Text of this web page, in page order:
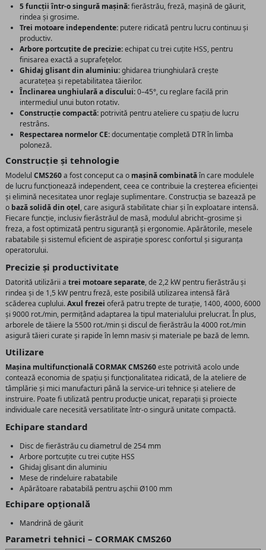
5 funcții într-o singură mașină:fierăstrău, freză, mașină de găurit,
rindea și grosime.
Trei motoare independente: putere ridicată pentru lucru continuu și
productiv.
Arbore portcuțite de precizie:echipat cu trei cuțite HSS, pentru
finisarea exactă a suprafețelor.
Ghidaj glisant din aluminiu:ghidarea triunghiulară crește
acuratețea și repetabilitatea tăierilor.
Înclinarea unghiulară a discului:0–45°, cu reglare facilă prin
intermediul unui buton rotativ.
Construcție compactă: potrivită pentru ateliere cu spațiu de lucru
restrâns.
Respectarea normelor CE:documentație completă DTR în limba
poloneză.
Construcție și tehnologie
Modelul CMS260a fost conceput ca o mașină combinatăîn care modulele
de lucru funcționează independent, ceea ce contribuie la creșterea eficienței
și elimină necesitatea unor reglaje suplimentare. Construcția se bazează pe
o bază solidă din oțel, care asigură stabilitate chiar și în exploatare intensă.
Fiecare funcție, inclusiv fierăstrăul de masă, modulul abricht–grosime și
freza, a fost optimizată pentru siguranță și ergonomie. Apărătorile, mesele
rabatabile și sistemul eficient de aspirație sporesc confortul și siguranța
operatorului.
Precizie și productivitate
Datorită utilizării a trei motoare separate, de 2,2 kW pentru fierăstrău și
rindea și de 1,5 kW pentru freză, este posibilă utilizarea intensă fără
scăderea cuplului.Axul frezei oferă patru trepte de turație, 1400, 4000, 6000
și 9000 rot./min, permițând adaptarea la tipul materialului prelucrat. În plus,
arborele de tăiere la 5500 rot./min și discul de fierăstrău la 4000 rot./min
asigură tăieri curate și rapide în lemn masiv și materiale pe bază de lemn.
Utilizare
Mașina multifuncțională CORMAK CMS260este potrivită acolo unde
contează economia de spațiu și funcționalitatea ridicată, de la ateliere de
tâmplărie și mici manufacturi până la service-uri tehnice și ateliere de
instruire. Poate fi utilizată pentru producție unicat, reparații și proiecte
individuale care necesită versatilitate într-o singură unitate compactă.
Echipare standard
Disc de fierăstrău cu diametrul de 254 mm
Arbore portcuțite cu trei cuțite HSS
Ghidaj glisant din aluminiu
Mese de rindeluire rabatabile
Apărătoare rabatabilă pentru așchii Ø100 mm
Echipare opțională
Mandrină de găurit
Parametri tehnici – CORMAK CMS260